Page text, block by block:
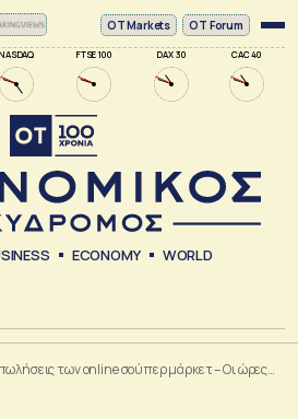
NASDAQ FTSE 100 DAX 30 CAC 40
ΟΤ Markets OT Forum
ECONOMY WORLD
των online σούπερ μάρκετ – Οι ώρες…